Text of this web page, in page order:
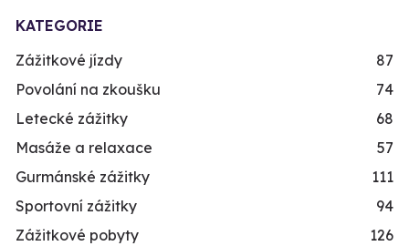
KATEGORIE
Zážitkové jízdy
87
Povolání na zkoušku
74
Letecké zážitky
68
Masáže a relaxace
57
Gurmánské zážitky
111
Sportovní zážitky
94
Zážitkové pobyty
126